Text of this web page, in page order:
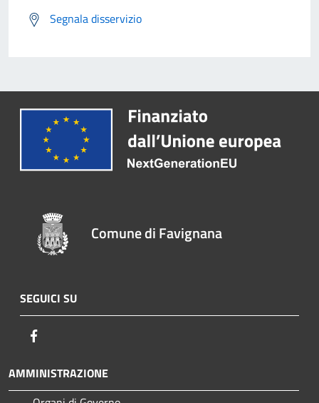
Segnala disservizio
Comune di Favignana
SEGUICI SU
AMMINISTRAZIONE